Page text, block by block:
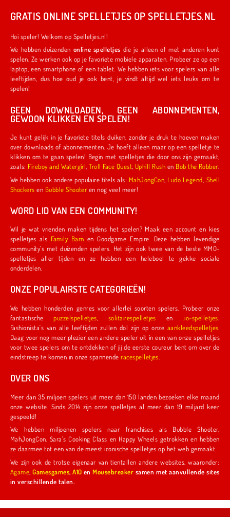
GRATIS ONLINE SPELLETJES OP SPELLETJES.NL
Hoi speler! Welkom op Spelletjes.nl!
We hebben duizenden online spelletjes die je alleen of met anderen kunt
spelen. Ze werken ook op je favoriete mobiele apparaten. Probeer ze op een
laptop, een smartphone of een tablet. We hebben iets voor spelers van alle
leeftijden, dus hoe oud je ook bent, je vindt altijd wel iets leuks om te
spelen!
GEEN DOWNLOADEN, GEEN ABONNEMENTEN,
GEWOON KLIKKEN EN SPELEN!
Je kunt gelijk in je favoriete titels duiken, zonder je druk te hoeven maken
over downloads of abonnementen. Je hoeft alleen maar op een spelletje te
klikken om te gaan spelen! Begin met spelletjes die door ons zijn gemaakt,
zoals:
Fireboy and Watergirl ,Troll Face Quest Uphill Rush en Bob the Robber
We hebben ook andere populaire titels als: MahJongCon Ludo Legend Shell
Shockers en Bubble Shooter en nog veel meer!
WORD LID VAN EEN COMMUNITY!
Wil je wat vrienden maken tijdens het spelen? Maak een account en kies
spelletjes als
Family Barn en Goodgame Empire. Deze hebben levendige
community's met duizenden spelers. Het zijn ook twee van de beste MMO-
spelletjes aller tijden en ze hebben een heleboel te gekke sociale
onderdelen.
ONZE POPULAIRSTE CATEGORIEËN!
We hebben honderden genres voor allerlei soorten spelers. Probeer onze
fantastischepuzzelspelletjes solitairespelletjes en .io-spelletjes
Fashionista's van alle leeftijden zullen dol zijn op onze aankleedspelletjes
Daag voor nog meer plezier een andere speler uit in een van onze spelletjes
voor twee spelers om te ontdekken of jij de eerste coureur bent om over de
eindstreep te komen in onze spannenderacespelletjes
OVER ONS
Meer dan 35 miljoen spelers uit meer dan 150 landen bezoeken elke maand
onze website. Sinds 2014 zijn onze spelletjes al meer dan 19 miljard keer
gespeeld!
We hebben miljoenen spelers naar franchises als Bubble Shooter,
MahJongCon, Sara's Cooking Class en Happy Wheels getrokken en hebben
ze daarmee tot een van de meest iconische spelletjes op het web gemaakt.
We zijn ook de trotse eigenaar van tientallen andere websites, waaronder:
Agame ,Gamesgames,A10 enMousebreaker samen met aanvullende sites
in verschillende talen.